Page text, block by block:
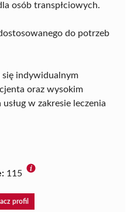
osób transpłciowych.
do potrzeb
indywidualnym
oraz wysokim
w zakresie leczenia
115
profil